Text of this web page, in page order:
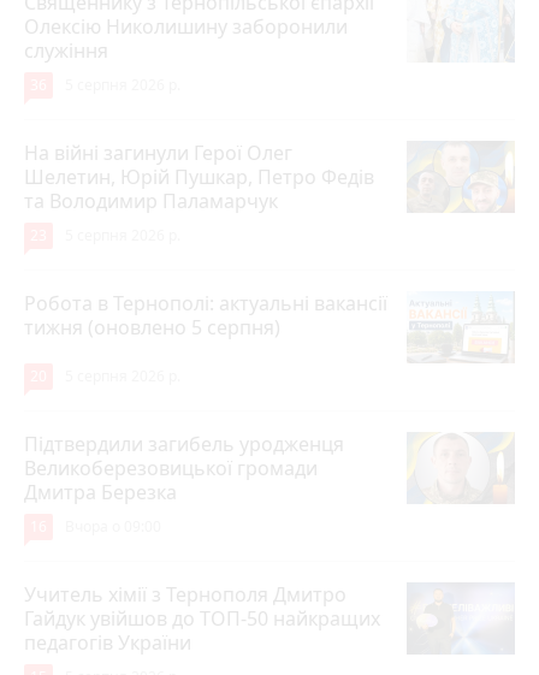
Олексію Николишину заборонили
служіння
На війні загинули Герої Олег
Шелетин, Юрій Пушкар, Петро Федів
та Володимир Паламарчук
Робота в Тернополі: актуальні вакансії
тижня (оновлено 5 серпня)
Підтвердили загибель уродженця
Великоберезовицької громади
Дмитра Березка
Учитель хімії з Тернополя Дмитро
Гайдук увійшов до ТОП-50 найкращих
педагогів України